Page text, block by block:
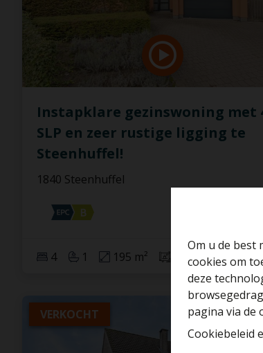
Om u de best
cookies om
deze
pagina via de
Cookiebeleid
Instapklare gezinswoning met
SLP en zeer rustige ligging te
Steenhuffel!
1840 Steenhuffel
4 1 195 m² 839 m² 1
VERKOCHT